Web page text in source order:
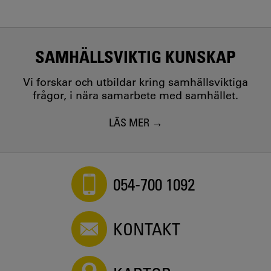
SAMHÄLLSVIKTIG KUNSKAP
Vi forskar och utbildar kring samhällsviktiga
frågor, i nära samarbete med samhället.
LÄS MER
054-700 1092
KONTAKT